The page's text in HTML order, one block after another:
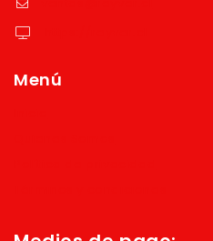
Menú